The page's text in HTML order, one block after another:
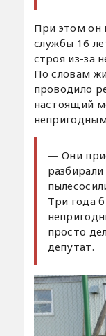
При этом он
службы 16
строя из-за
По словам
проводило
настоящий
— Они
Три года
просто
депутат.